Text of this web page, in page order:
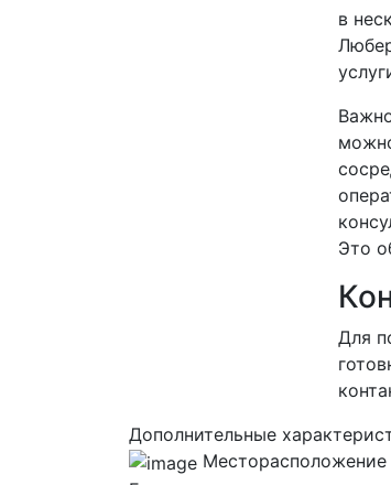
в
Это
Для
Дополнительные
Месторасположение